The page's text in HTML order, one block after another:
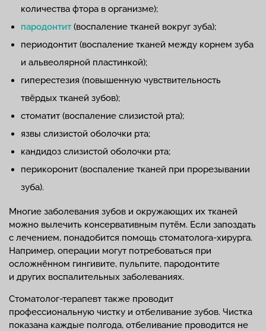
количества фтора в организме);
пародонтит (воспаление тканей вокруг зуба);
периодонтит (воспаление тканей между корнем зуба
и альвеолярной пластинкой);
гиперестезия (повышенную чувствительность
твёрдых тканей зубов);
стоматит (воспаление слизистой рта);
язвы слизистой оболочки рта;
кандидоз слизистой оболочки рта;
перикоронит (воспаление тканей при прорезывании
зуба).
Многие заболевания зубов и окружающих их тканей
можно вылечить консервативным путём. Если запоздать
с лечением, понадобится помощь стоматолога-хирурга.
Например, операции могут потребоваться при
осложнённом гингивите, пульпите, пародонтите
и других воспалительных заболеваниях.
Стоматолог-терапевт также проводит
профессиональную чистку и отбеливание зубов. Чистка
показана каждые полгода, отбеливание проводится не